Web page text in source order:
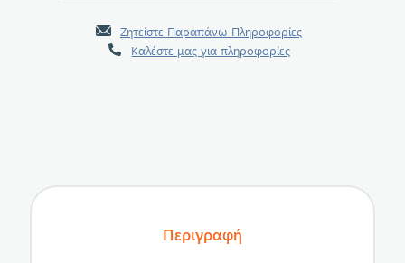
Ζητείστε Παραπάνω Πληροφορίες
Καλέστε μας για πληροφορίες
Περιγραφή